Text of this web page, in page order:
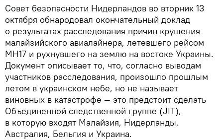
Совет безопасности Нидерландов во вторник 13
октября обнародовал окончательный доклад
о результатах расследования причин крушения
малайзийского авиалайнера, летевшего рейсом
MH17 и рухнувшего на землю на востоке Украины.
Документ описывает то, что, согласно выводам
участников расследования, произошло прошлым
летом в украинском небе, но не называет
виновных в катастрофе — это предстоит сделать
Объединенной следственной группе (JIT),
в которую входят Малайзия, Нидерланды,
Австралия, Бельгия и Украина.